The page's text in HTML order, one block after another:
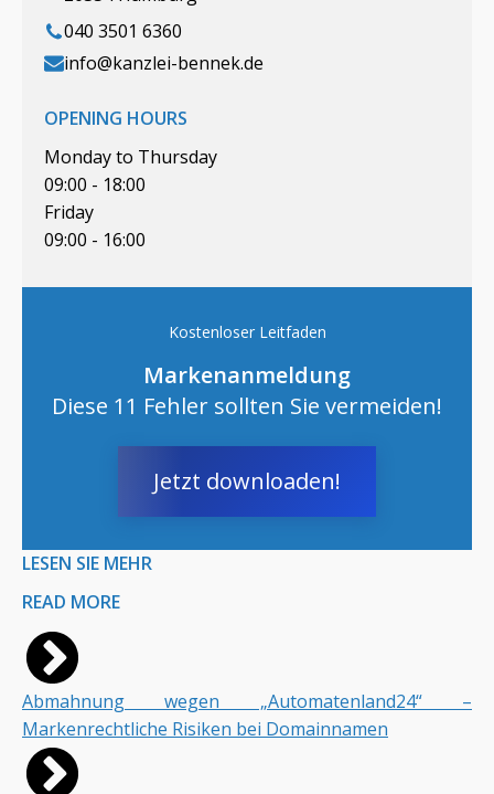
040 3501 6360
info@kanzlei-bennek.de
OPENING HOURS
Monday to Thursday
09:00 - 18:00
Friday
09:00 - 16:00
Kostenloser Leitfaden
Markenanmeldung
Diese 11 Fehler sollten Sie vermeiden!
Jetzt downloaden!
LESEN SIE MEHR
READ MORE
Abmahnung wegen „Automatenland24“ –
Markenrechtliche Risiken bei Domainnamen